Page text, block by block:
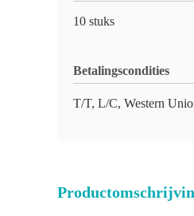
10 stuks
Betalingscondities
T/T, L/C, Western